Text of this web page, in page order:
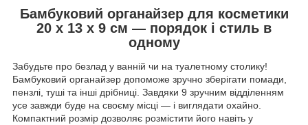
Бамбуковий органайзер для косметики
20 x 13 x 9 см — порядок і стиль в
одному
Забудьте про безлад у ванній чи на туалетному столику!
Бамбуковий органайзер допоможе зручно зберігати помади,
пензлі, туші та інші дрібниці. Завдяки 9 зручним відділенням
усе завжди буде на своєму місці — і виглядати охайно.
Компактний розмір дозволяє розмістити його навіть у